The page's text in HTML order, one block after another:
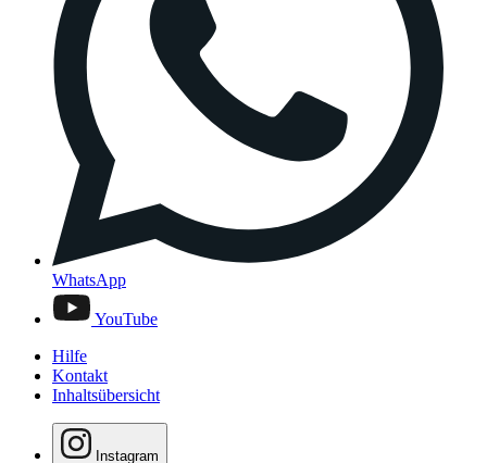
WhatsApp
YouTube
Hilfe
Kontakt
Inhaltsübersicht
Instagram